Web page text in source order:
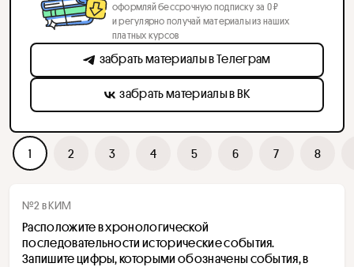
1 2 3 4 5 6 7 8
№2 в КИМ
Расположите в хронологической
последовательности исторические события.
Запишите цифры, которыми обозначены события, в
оформляй бессрочную подписку за 0 ₽
и регулярно получай материалы из наших
платных курсов
забрать материалы в Телеграм
забрать материалы в ВК